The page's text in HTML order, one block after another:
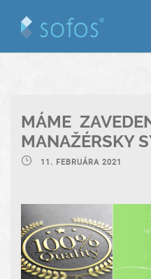
MÁME
MANAŽÉRSKY
11. FEBRUÁRA 2021